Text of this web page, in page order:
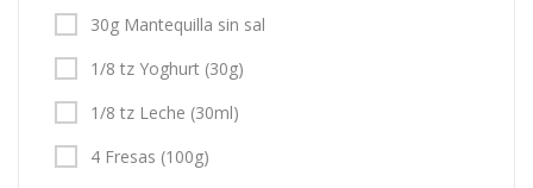
30g Mantequilla sin sal
1/8 tz Yoghurt (30g)
1/8 tz Leche (30ml)
4 Fresas (100g)